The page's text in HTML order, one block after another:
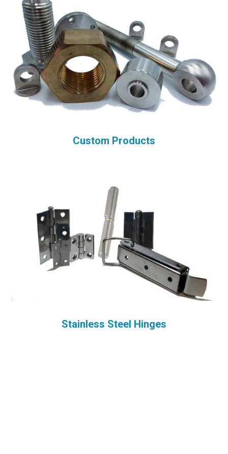
Custom Products
Stainless Steel Hinges